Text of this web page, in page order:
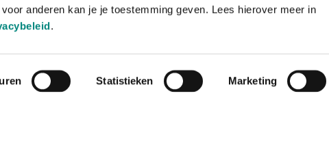
anderen kan je je toestemming geven. Lees hierover meer in
.
Statistieken Marketing